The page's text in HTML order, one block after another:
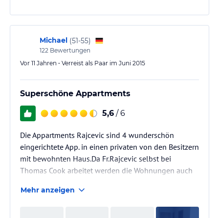
Michael (51-55)
122 Bewertungen
Vor 11 Jahren • Verreist als Paar im Juni 2015
Superschöne Appartments
5,6 / 6
Die Appartments Rajcevic sind 4 wunderschön
eingerichtete App. in einen privaten von den Besitzern
mit bewohnten Haus.Da Fr.Rajcevic selbst bei
Thomas Cook arbeitet werden die Wohnungen auch
sind meist aus Skandinavien und Deutschland.Da
unsere gebuchtes App. noch belegt war konnten wir
Mehr anzeigen